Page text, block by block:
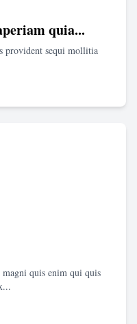
quia...
provident sequi mollitia
magni quis enim qui quis